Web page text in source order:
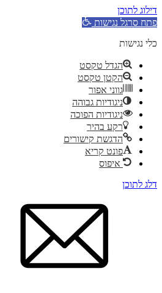
דילוג לתוכן
פתח סרגל נגישות
כלי נגישות
הגדל טקסט
הקטן טקסט
גווני אפור
ניגודיות גבוהה
ניגודיות הפוכה
רקע בהיר
הדגשת קישורים
פונט קריא
איפוס
דלג לתוכן